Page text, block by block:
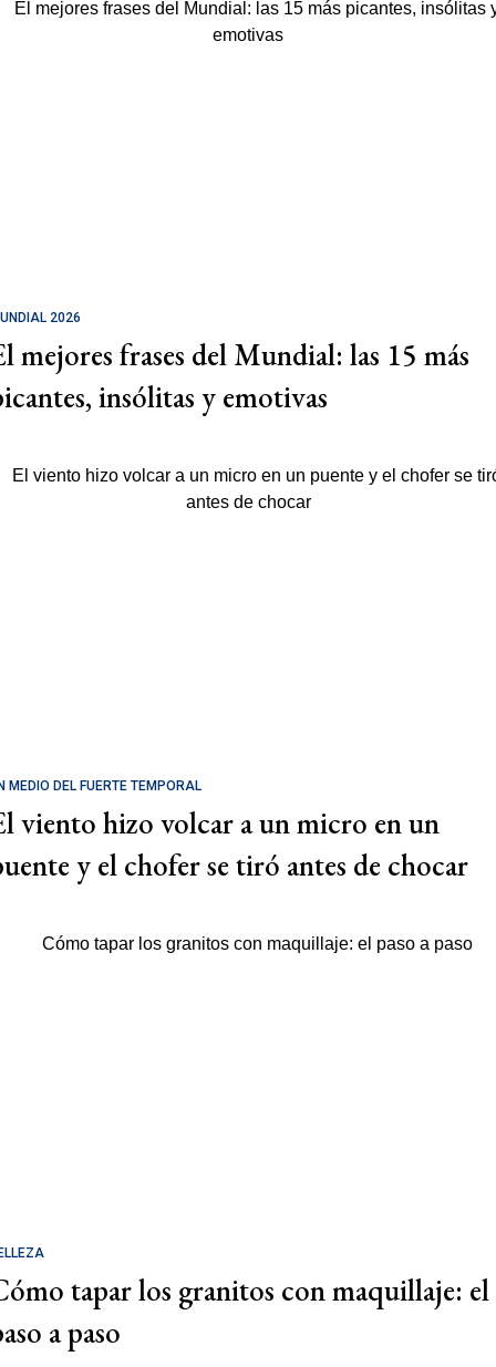
2026
mejores frases del Mundial: las 15 más
insólitas y emotivas
MEDIO DEL FUERTE TEMPORAL
viento hizo volcar a un micro en un
y el chofer se tiró antes de chocar
tapar los granitos con maquillaje: el
a paso